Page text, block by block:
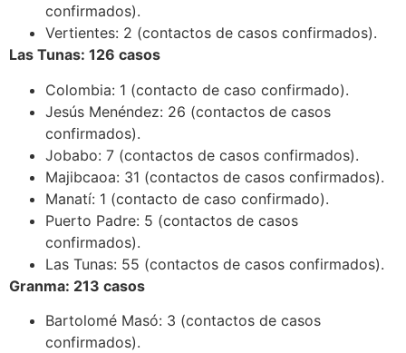
confirmados).
Vertientes: 2 (contactos de casos confirmados).
Las Tunas: 126 casos
Colombia: 1 (contacto de caso confirmado).
Jesús Menéndez: 26 (contactos de casos
confirmados).
Jobabo: 7 (contactos de casos confirmados).
Majibcaoa: 31 (contactos de casos confirmados).
Manatí: 1 (contacto de caso confirmado).
Puerto Padre: 5 (contactos de casos
confirmados).
Las Tunas: 55 (contactos de casos confirmados).
Granma: 213 casos
Bartolomé Masó: 3 (contactos de casos
confirmados).